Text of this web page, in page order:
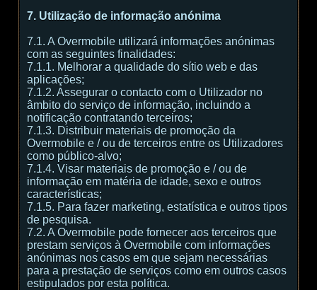
7. Utilização de informação anónima
7.1. A Overmobile utilizará informações anónimas
com as seguintes finalidades:
7.1.1. Melhorar a qualidade do sítio web e das
aplicações;
7.1.2. Assegurar o contacto com o Utilizador no
âmbito do serviço de informação, incluindo a
notificação contratando terceiros;
7.1.3. Distribuir materiais de promoção da
Overmobile e / ou de terceiros entre os Utilizadores
como público-alvo;
7.1.4. Visar materiais de promoção e / ou de
informação em matéria de idade, sexo e outros
características;
7.1.5. Para fazer marketing, estatística e outros tipos
de pesquisa.
7.2. A Overmobile pode fornecer aos terceiros que
prestam serviços à Overmobile com informações
anónimas nos casos em que sejam necessárias
para a prestação de serviços como em outros casos
estipulados por esta política.